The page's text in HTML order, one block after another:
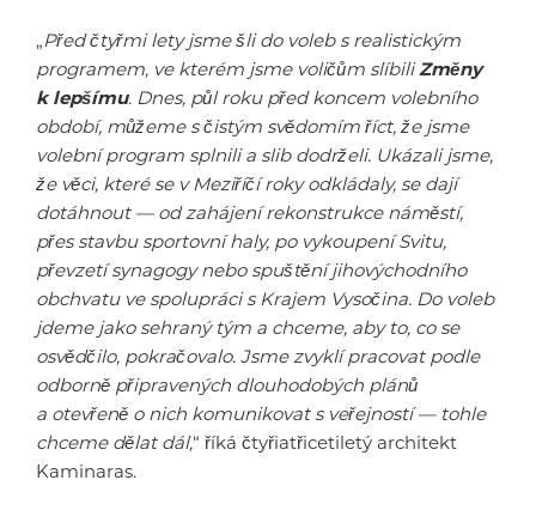
„Před čtyřmi lety jsme šli do voleb s realistickým
programem, ve kterém jsme voličům slíbiliZměny
k lepšímu. Dnes, půl roku před koncem volebního
období, můžeme s čistým svědomím říct, že jsme
volební program splnili a slib dodrželi. Ukázali jsme,
že věci, které se v Meziříčí roky odkládaly, se dají
dotáhnout — od zahájení rekonstrukce náměstí,
přes stavbu sportovní haly, po vykoupení Svitu,
převzetí synagogy nebo spuštění jihovýchodního
obchvatu ve spolupráci s Krajem Vysočina. Do voleb
jdeme jako sehraný tým a chceme, aby to, co se
osvědčilo, pokračovalo. Jsme zvyklí pracovat podle
odborně připravených dlouhodobých plánů
a otevřeně o nich komunikovat s veřejností — tohle
chceme dělat dál,“ říká čtyřiatřicetiletý architekt
Kaminaras.